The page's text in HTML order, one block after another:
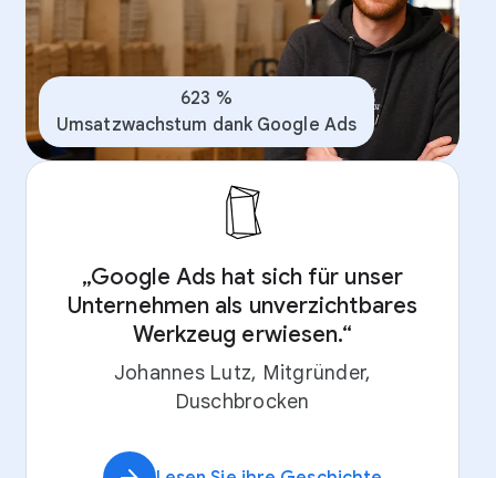
623 %
Umsatzwachstum dank Google Ads
„Google Ads hat sich für unser
Unternehmen als unverzichtbares
Werkzeug erwiesen.“
Johannes Lutz, Mitgründer,
Duschbrocken